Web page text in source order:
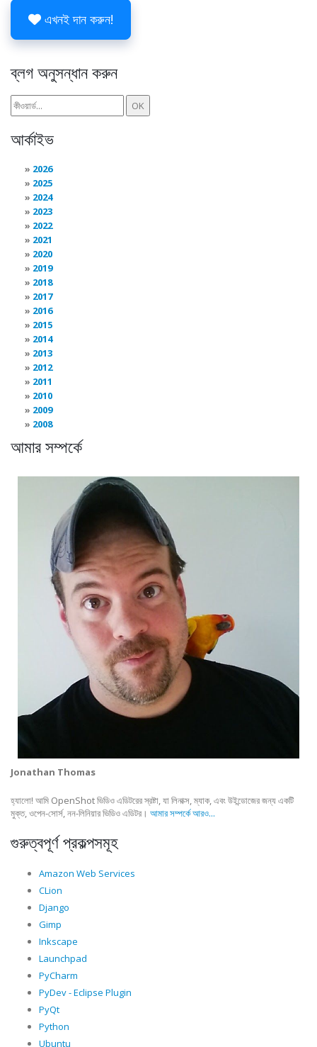
এখনই দান করুন!
ব্লগ অনুসন্ধান করুন
আর্কাইভ
2026
2025
2024
2023
2022
2021
2020
2019
2018
2017
2016
2015
2014
2013
2012
2011
2010
2009
2008
আমার সম্পর্কে
Jonathan Thomas
হ্যালো! আমি OpenShot ভিডিও এডিটরের স্রষ্টা, যা লিনাক্স, ম্যাক, এবং উইন্ডোজের জন্য একটি
মুক্ত, ওপেন-সোর্স, নন-লিনিয়ার ভিডিও এডিটর। আমার সম্পর্কে আরও...
গুরুত্বপূর্ণ প্রকল্পসমূহ
Amazon Web Services
CLion
Django
Gimp
Inkscape
Launchpad
PyCharm
PyDev - Eclipse Plugin
PyQt
Python
Ubuntu